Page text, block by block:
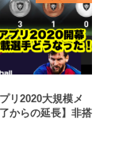
リ2020大規模メ
からの延長】非搭